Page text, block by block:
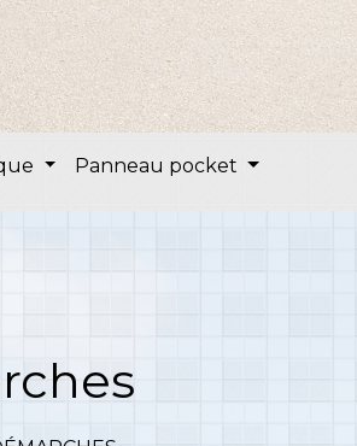
Panneau pocket